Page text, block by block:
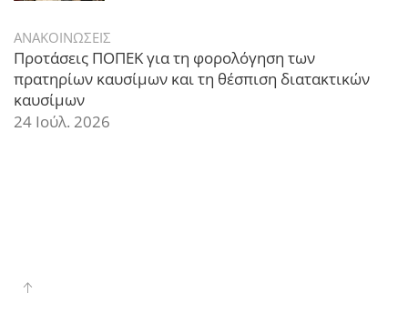
ΑΝΑΚΟΙΝΩΣΕΙΣ
Προτάσεις ΠΟΠΕΚ για τη φορολόγηση των
πρατηρίων καυσίμων και τη θέσπιση διατακτικών
καυσίμων
24 Ιούλ. 2026